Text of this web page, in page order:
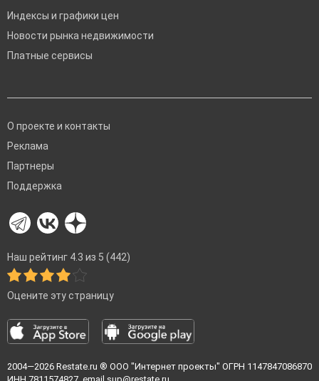
Индексы и графики цен
Новости рынка недвижимости
Платные сервисы
О проекте и контакты
Реклама
Партнеры
Поддержка
Наш рейтинг 4.3 из 5 (442)
Оцените эту страницу
2004—2026 Restate.ru ® ООО "Интернет проекты" ОГРН 1147847086870